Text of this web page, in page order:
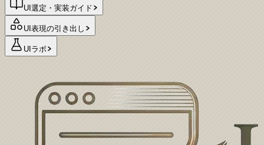
UI選定・実装ガイド
UI表現の引き出し
UIラボ